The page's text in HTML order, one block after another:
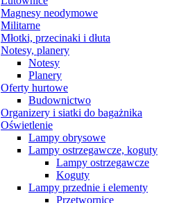
Magnesy neodymowe
Militarne
Młotki, przecinaki i dłuta
Notesy, planery
Notesy
Planery
Oferty hurtowe
Budownictwo
Organizery i siatki do bagażnika
Oświetlenie
Lampy obrysowe
Lampy ostrzegawcze, koguty
Lampy ostrzegawcze
Koguty
Lampy przednie i elementy
Przetwornice